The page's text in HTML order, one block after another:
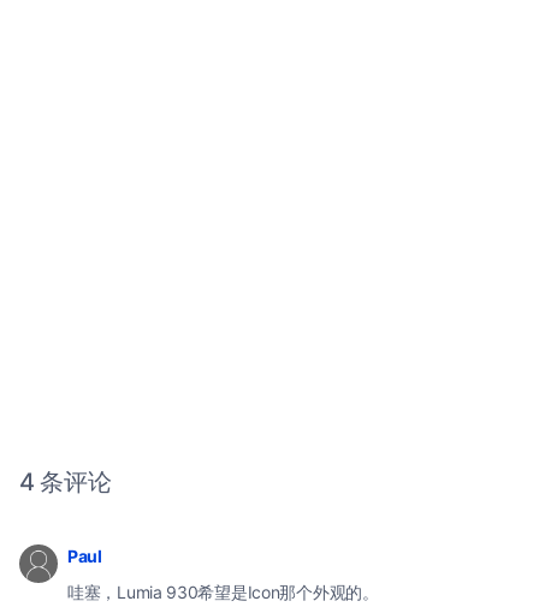
4 条评论
Paul
哇塞，Lumia 930希望是Icon那个外观的。